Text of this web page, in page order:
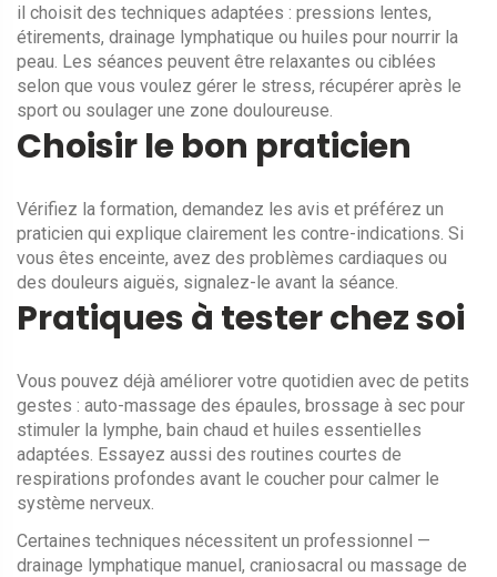
il choisit des techniques adaptées : pressions lentes,
étirements, drainage lymphatique ou huiles pour nourrir la
peau. Les séances peuvent être relaxantes ou ciblées
selon que vous voulez gérer le stress, récupérer après le
sport ou soulager une zone douloureuse.
Choisir le bon praticien
Vérifiez la formation, demandez les avis et préférez un
praticien qui explique clairement les contre-indications. Si
vous êtes enceinte, avez des problèmes cardiaques ou
des douleurs aiguës, signalez-le avant la séance.
Pratiques à tester chez soi
Vous pouvez déjà améliorer votre quotidien avec de petits
gestes : auto-massage des épaules, brossage à sec pour
stimuler la lymphe, bain chaud et huiles essentielles
adaptées. Essayez aussi des routines courtes de
respirations profondes avant le coucher pour calmer le
système nerveux.
Certaines techniques nécessitent un professionnel —
drainage lymphatique manuel, craniosacral ou massage de